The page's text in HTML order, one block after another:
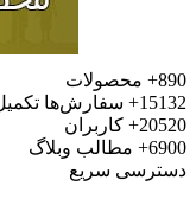
محصولات
سفارش‌ها تکمیل
کاربران
مطالب وبلاگ
سریع